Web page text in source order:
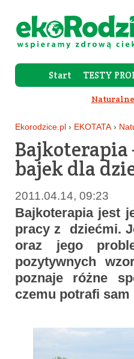
Start TESTY
Ekorodzice.pl › EKOTATA ›
Bajkoterapia
bajek dla
2011.04.14, 09:23
Bajkoterapia jest
pracy z dziećmi.
oraz jego
pozytywnych
poznaje różne
czemu potrafi sam